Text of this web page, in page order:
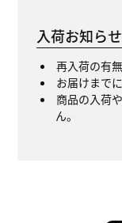
入荷お知ら
再入荷の有
お届けまで
商品の入荷
ん。